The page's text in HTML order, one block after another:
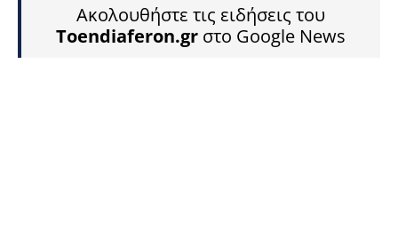
Ακολουθήστε τις ειδήσεις του
Toendiaferon.gr στο Google News